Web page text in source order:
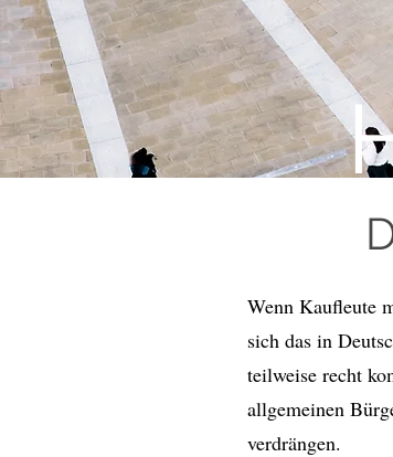
Wenn Kaufleute
sich das in
teilweise recht
allgemeinen
verdrängen.